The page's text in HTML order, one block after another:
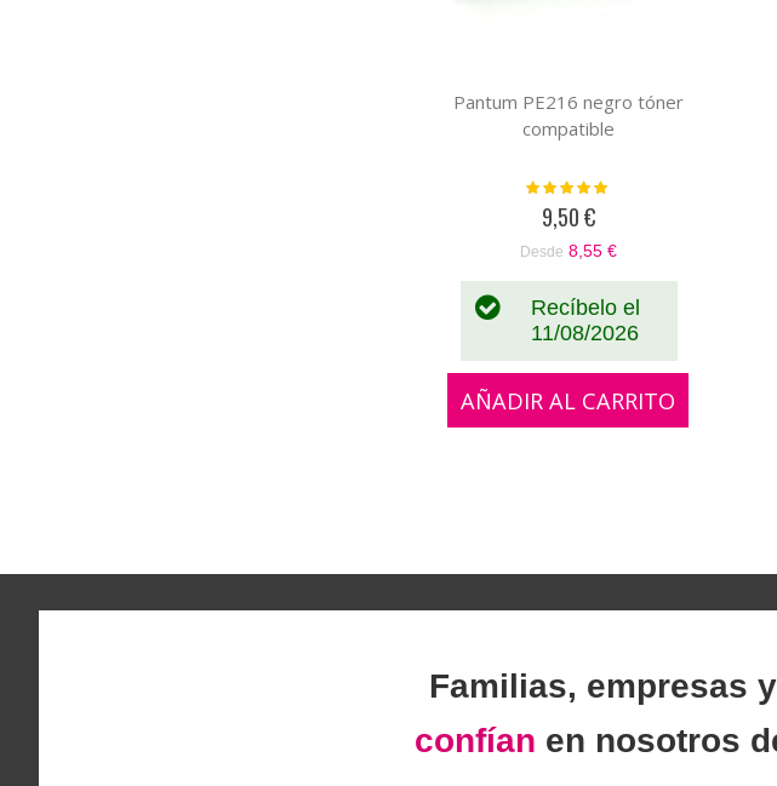
Pantum PE216 negro tóner
compatible
Valoración:
9,50 €
Desde 8,55 €
Recíbelo el
11/08/2026
AÑADIR AL CARRITO
Familias, empresas
confían en nosotros